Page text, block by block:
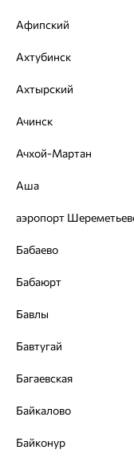
Магазины и доставка
ул. Зегеля, 27/2
Другие города
Заказать звонок
Афипский
Ахтубинск
Ахтырский
Ачинск
Ачхой-Мартан
Аша
аэропорт
Бабаево
Бабаюрт
Бавлы
Бавтугай
Багаевская
Байкалово
Байконур